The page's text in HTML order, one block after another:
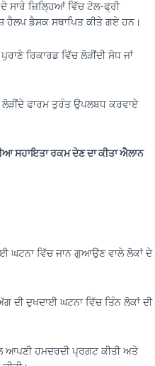
ਸਾਰੇ ਜ਼ਿਲ੍ਹਿਆਂ ਵਿੱਚ ਟੋਲ-ਫ੍ਰੀ
ਹੈਲਪ ਡੈਸਕ ਸਥਾਪਿਤ ਕੀਤੇ ਗਏ ਹਨ।
ਰਿਕਾਰਡ ਵਿੱਚ ਲੋੜੀਂਦੀ ਸੋਧ ਜਾਂ
ਫਾਰਮ ਤੁਰੰਤ ਉਪਲਬਧ ਕਰਵਾਏ
ਸਹਾਇਤਾਰਕਮ ਦੇਣ ਦਾ ਕੀਤਾ ਐਲਾਨ
ਘਟਨਾ ਵਿੱਚ ਜਾਨ ਗੁਆਉਣ ਵਾਲੇ ਲੋਕਾਂ ਦੇ
ਦੀ ਦੁਖਦਾਈ ਘਟਨਾ ਵਿੱਚ ਤਿੰਨ ਲੋਕਾਂ ਦੀ
ਆਪਣੀ ਹਮਦਰਦੀ ਪ੍ਰਗਟ ਕੀਤੀ ਅਤੇ